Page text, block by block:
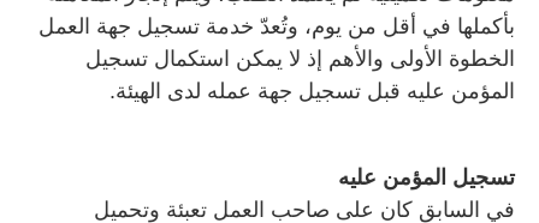
بأكملها في أقل من يوم، وتُعدّ خدمة تسجيل جهة العمل
الخطوة الأولى والأهم إذ لا يمكن استكمال تسجيل
المؤمن عليه قبل تسجيل جهة عمله لدى الهيئة.
تسجيل المؤمن عليه
في السابق كان على صاحب العمل تعبئة وتحميل